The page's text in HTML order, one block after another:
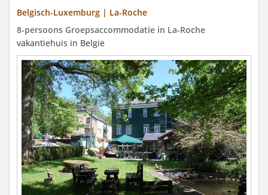
Belgisch-Luxemburg | La-Roche
8-persoons Groepsaccommodatie in La-Roche
vakantiehuis in Belgie